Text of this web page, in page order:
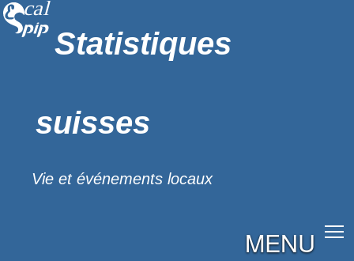
Statistiques
suisses
Vie et événements locaux
MENU